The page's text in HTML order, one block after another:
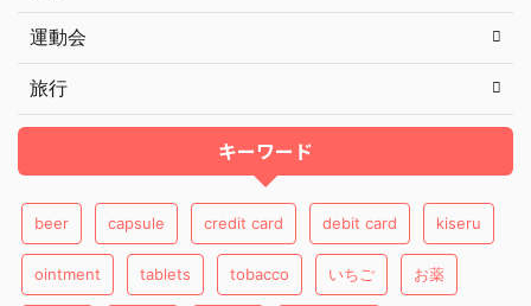
運動会
旅行
キーワード
beer capsule credit card debit card kiseru
ointment tablets tobacco いちご お薬